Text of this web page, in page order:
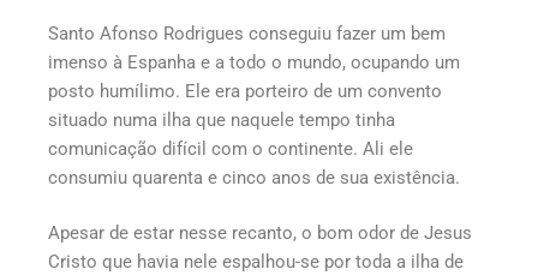
Santo Afonso Rodrigues conseguiu fazer um bem
imenso à Espanha e a todo o mundo, ocupando um
posto humílimo. Ele era porteiro de um convento
situado numa ilha que naquele tempo tinha
comunicação difícil com o continente. Ali ele
consumiu quarenta e cinco anos de sua existência.
Apesar de estar nesse recanto, o bom odor de Jesus
Cristo que havia nele espalhou-se por toda a ilha de